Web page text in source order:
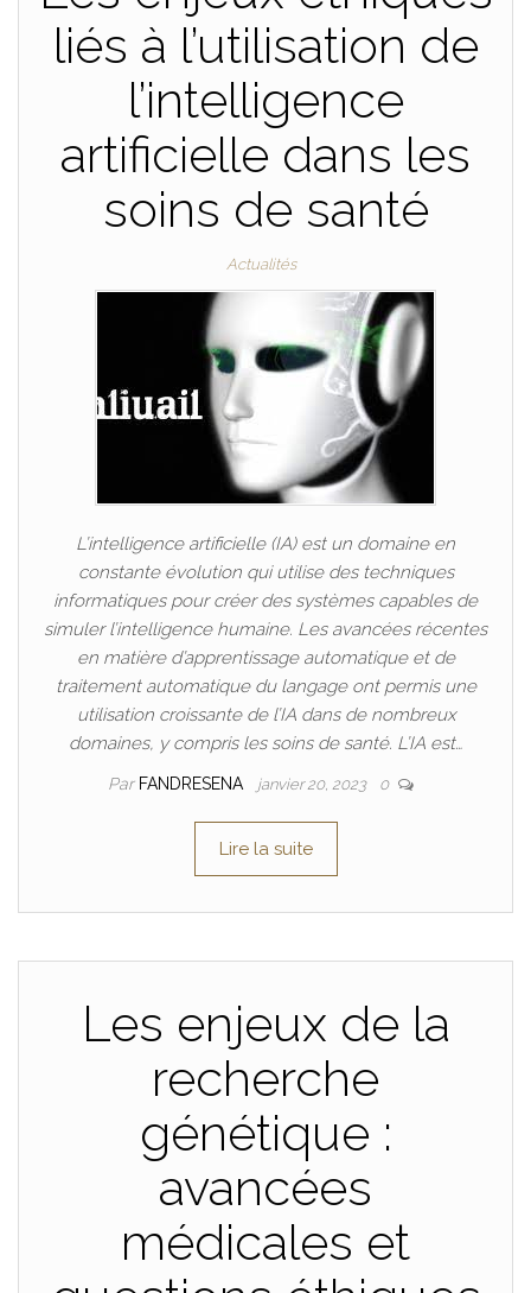
liés à l’utilisation de
l’intelligence
artificielle dans les
soins de santé
Actualités
L’intelligence artificielle (IA) est un domaine en
constante évolution qui utilise des techniques
informatiques pour créer des systèmes capables de
simuler l’intelligence humaine. Les avancées récentes
en matière d’apprentissage automatique et de
traitement automatique du langage ont permis une
utilisation croissante de l’IA dans de nombreux
domaines, y compris les soins de santé. L’IA est…
Par FANDRESENA janvier 20, 2023 0
Lire la suite
Les enjeux de la
recherche
génétique :
avancées
médicales et